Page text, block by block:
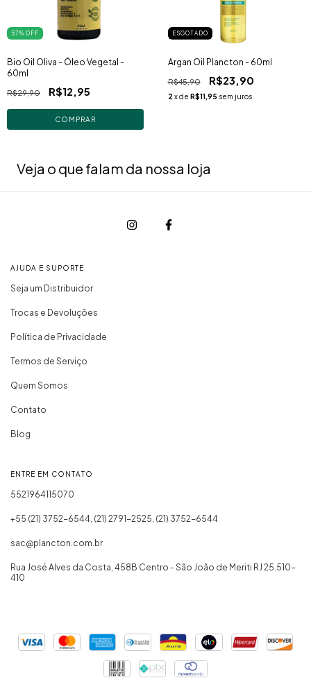
57% OFF
Bio Oil Oliva - Óleo Vegetal -
60ml
R$29,90 R$12,95
ESGOTADO
Argan Oil Plancton - 60ml
R$45,90 R$23,90
2 x de R$11,95 sem juros
Veja o que falam da nossa loja
AJUDA E SUPORTE
Seja um Distribuidor
Trocas e Devoluções
Política de Privacidade
Termos de Serviço
Quem Somos
Contato
Blog
ENTRE EM CONTATO
5521964115070
+55 (21) 3752-6544, (21) 2791-2525, (21) 3752-6544
sac@plancton.com.br
Rua José Alves da Costa, 458B Centro - São João de Meriti RJ 25.510-
410